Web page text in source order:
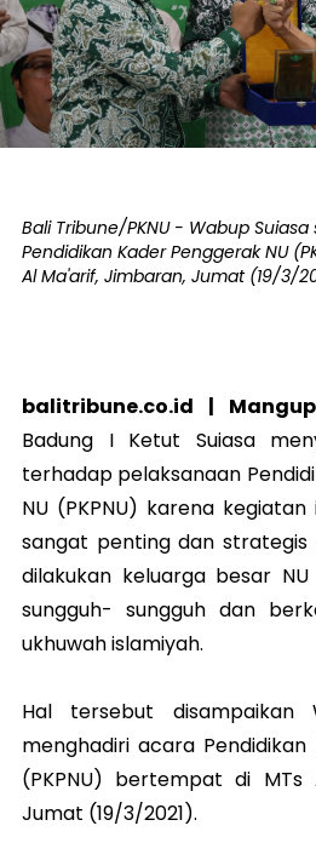
Bali Tribune/PKNU - Wabup
Pendidikan Kader Penggerak NU
Al Ma'arif, Jimbaran, Jumat (19/3/
balitribune.co.id |
Badung I Ketut Suiasa
terhadap pelaksanaan
NU (PKPNU) karena
sangat penting dan
dilakukan keluarga besar
sungguh- sungguh dan
ukhuwah islamiyah.
Hal tersebut disampaikan
menghadiri acara
(PKPNU) bertempat di MTs
Jumat (19/3/2021).